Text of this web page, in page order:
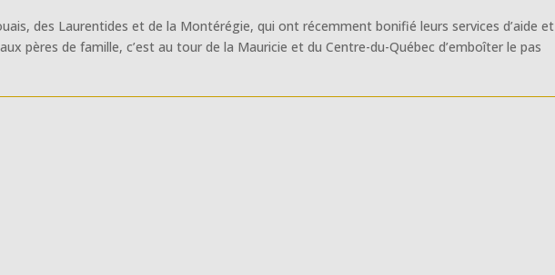
des Laurentides et de la Montérégie, qui ont récemment bonifié leurs services d’aide et
pères de famille, c’est au tour de la Mauricie et du Centre-du-Québec d’emboîter le pas